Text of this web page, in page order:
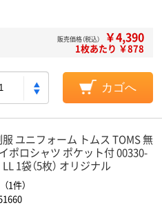
販売価格（税込） ￥4,390
1枚あたり ￥878
カゴへ
ユニフォーム トムス TOMS 無
ポロシャツ ポケット付 00330-
1袋（5枚） オリジナル
（1件）